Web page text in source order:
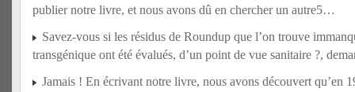
publier notre livre, et nous avons dû en chercher un autre5…
Savez-vous si les résidus de Roundup que l’on trouve
transgénique ont été évalués, d’un point de vue sanitaire ?,
Jamais ! En écrivant notre livre, nous avons découvert qu’en